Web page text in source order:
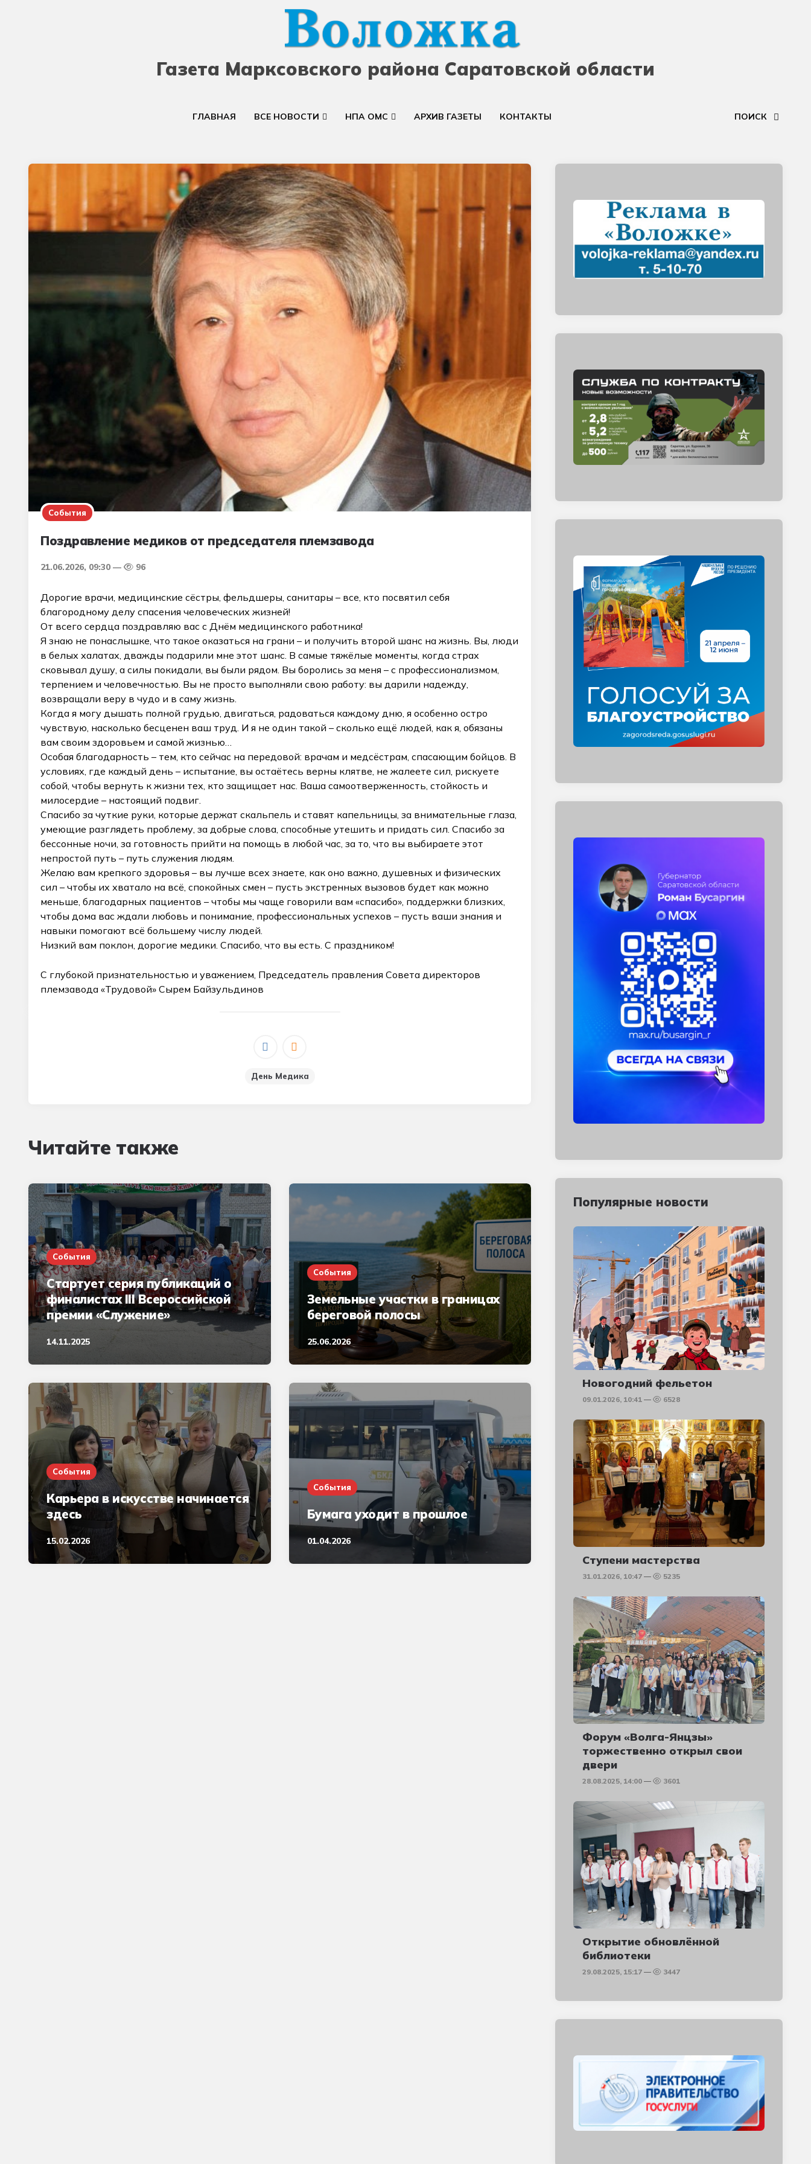
Газета Марксовского района Саратовской области
ГЛАВНАЯ ВСЕ НОВОСТИ НПА ОМС АРХИВ ГАЗЕТЫ КОНТАКТЫ ПОИСК
События
Поздравление медиков от председателя племзавода
21.06.2026, 09:30 96
Дорогие врачи, медицинские сёстры, фельдшеры, санитары – все, кто посвятил себя
благородному делу спасения человеческих жизней!
От всего сердца поздравляю вас с Днём медицинского работника!
Я знаю не понаслышке, что такое оказаться на грани – и получить второй шанс на жизнь. Вы, люди
в белых халатах, дважды подарили мне этот шанс. В самые тяжёлые моменты, когда страх
сковывал душу, а силы покидали, вы были рядом. Вы боролись за меня – с профессионализмом,
терпением и человечностью. Вы не просто выполняли свою работу: вы дарили надежду,
возвращали веру в чудо и в саму жизнь.
Когда я могу дышать полной грудью, двигаться, радоваться каждому дню, я особенно остро
чувствую, насколько бесценен ваш труд. И я не один такой – сколько ещё людей, как я, обязаны
вам своим здоровьем и самой жизнью…
Особая благодарность – тем, кто сейчас на передовой: врачам и медсёстрам, спасающим бойцов. В
условиях, где каждый день – испытание, вы остаётесь верны клятве, не жалеете сил, рискуете
собой, чтобы вернуть к жизни тех, кто защищает нас. Ваша самоотверженность, стойкость и
милосердие – настоящий подвиг.
Спасибо за чуткие руки, которые держат скальпель и ставят капельницы, за внимательные глаза,
умеющие разглядеть проблему, за добрые слова, способные утешить и придать сил. Спасибо за
бессонные ночи, за готовность прийти на помощь в любой час, за то, что вы выбираете этот
непростой путь – путь служения людям.
Желаю вам крепкого здоровья – вы лучше всех знаете, как оно важно, душевных и физических
сил – чтобы их хватало на всё, спокойных смен – пусть экстренных вызовов будет как можно
меньше, благодарных пациентов – чтобы мы чаще говорили вам «спасибо», поддержки близких,
чтобы дома вас ждали любовь и понимание, профессиональных успехов – пусть ваши знания и
навыки помогают всё большему числу людей.
Низкий вам поклон, дорогие медики. Спасибо, что вы есть. С праздником!
С глубокой признательностью и уважением, Председатель правления Совета директоров
племзавода «Трудовой» Сырем Байзульдинов
День Медика
Читайте также
События
Стартует серия публикаций о
финалистах III Всероссийской
премии «Служение»
14.11.2025
События
Земельные участки в границах
береговой полосы
25.06.2026
События
Карьера в искусстве начинается
здесь
15.02.2026
События
Бумага уходит в прошлое
01.04.2026
Популярные новости
Новогодний фельетон
09.01.2026, 10:41 6528
Ступени мастерства
31.01.2026, 10:47 5235
Форум «Волга-Янцзы»
торжественно открыл свои
двери
28.08.2025, 14:00 3601
Открытие обновлённой
библиотеки
29.08.2025, 15:17 3447